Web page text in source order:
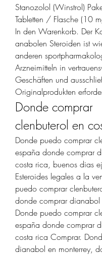
Stanozolol (Winstrol)
Tabletten / Flasche (10
In den Warenkorb. Der
anabolen Steroiden ist
anderen
Arzneimitteln in
Geschäften und
Originalprodukten
Donde comprar
clenbuterol en
Donde puedo comprar
españa donde comprar
costa rica, buenos dias
Esteroides legales a la
puedo comprar
donde comprar dianabol
Donde puedo comprar
españa donde comprar
costa rica Comprar.
dianabol en monterrey,